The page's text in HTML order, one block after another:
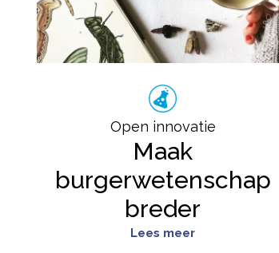
Open innovatie
Maak
burgerwetenschap
breder
Lees meer